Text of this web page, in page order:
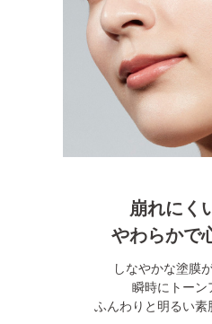
崩れにく
やわらかで
しなやかな塗膜
瞬時にトーン
ふんわりと明るい素